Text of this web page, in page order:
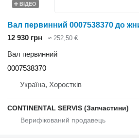
ВІДЕО
12 930 грн ≈ 252,50 €
Вал первинний
0007538370
Україна, Хоростків
CONTINENTAL SERVIS (Запчастини)